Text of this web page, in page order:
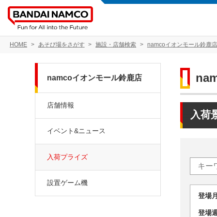
HOME あそび場をさがす 施設・店舗検索 namcoイオンモール鈴鹿店
入荷
登
登
namcoイオンモール鈴鹿店
店舗情報
イベント&ニュース
入荷プライズ
設置ゲーム機